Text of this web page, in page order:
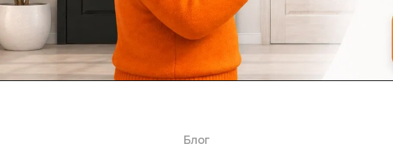
Блог